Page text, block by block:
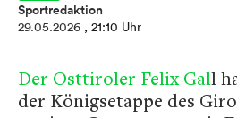
Sportredaktion
29.05.2026 , 21:10 Uhr
Der Osttiroler Felix Gall
der Königsetappe des